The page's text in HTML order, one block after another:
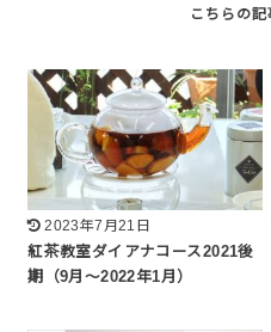
2023年7月21日
紅茶教室ダイアナコース2021後
期（9月～2022年1月）